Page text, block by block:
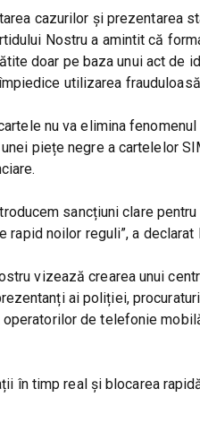
cazurilor și prezentarea
Nostru a amintit că
doar pe baza unui act de
utilizarea
nu va elimina
piețe negre a cartelelor
sancțiuni clare
noilor reguli”, a declarat
vizează crearea unui
ai poliției,
operatorilor de telefonie
în timp real și blocarea